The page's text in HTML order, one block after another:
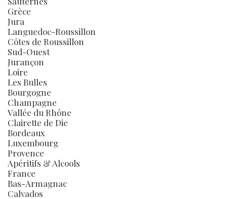
Grèce
Jura
Languedoc-Roussillon
Côtes de Roussillon
Sud-Ouest
Jurançon
Loire
Les Bulles
Bourgogne
Champagne
Vallée du Rhône
Clairette de Die
Bordeaux
Luxembourg
Provence
Apéritifs & Alcools
France
Bas-Armagnac
Calvados